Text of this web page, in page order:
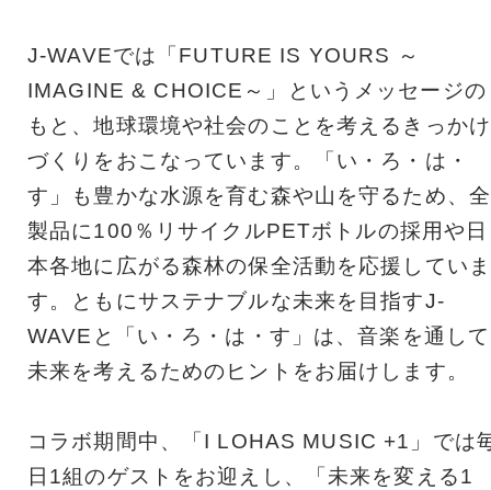
J-WAVEでは「FUTURE IS YOURS ～
IMAGINE & CHOICE～」というメッセージの
もと、地球環境や社会のことを考えるきっかけ
づくりをおこなっています。「い・ろ・は・
す」も豊かな水源を育む森や山を守るため、全
製品に100％リサイクルPETボトルの採用や日
本各地に広がる森林の保全活動を応援していま
す。ともにサステナブルな未来を目指すJ-
WAVEと「い・ろ・は・す」は、音楽を通して
未来を考えるためのヒントをお届けします。
コラボ期間中、「I LOHAS MUSIC +1」では
日1組のゲストをお迎えし、「未来を変える1